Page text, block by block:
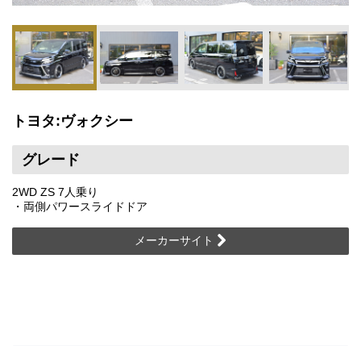
トヨタ:ヴォクシー
グレード
2WD ZS 7人乗り
・両側パワースライドドア
メーカーサイト